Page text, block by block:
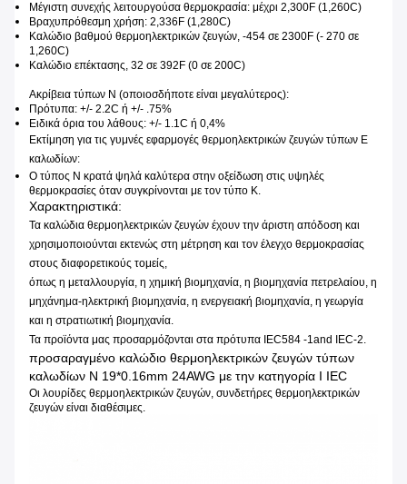
Μέγιστη συνεχής λειτουργούσα θερμοκρασία: μέχρι 2,300F (1,260C)
Βραχυπρόθεσμη χρήση: 2,336F (1,280C)
Καλώδιο βαθμού θερμοηλεκτρικών ζευγών, -454 σε 2300F (- 270 σε
1,260C)
Καλώδιο επέκτασης, 32 σε 392F (0 σε 200C)
Ακρίβεια τύπων Ν (οποιοσδήποτε είναι μεγαλύτερος):
Πρότυπα: +/- 2.2C ή +/- .75%
Ειδικά όρια του λάθους: +/- 1.1C ή 0,4%
Εκτίμηση για τις γυμνές εφαρμογές θερμοηλεκτρικών ζευγών τύπων Ε
καλωδίων:
Ο τύπος Ν κρατά ψηλά καλύτερα στην οξείδωση στις υψηλές
θερμοκρασίες όταν συγκρίνονται με τον τύπο Κ.
Χαρακτηριστικά:
Τα καλώδια θερμοηλεκτρικών ζευγών έχουν την άριστη απόδοση και
χρησιμοποιούνται εκτενώς στη μέτρηση και τον έλεγχο θερμοκρασίας
στους διαφορετικούς τομείς,
όπως η μεταλλουργία, η χημική βιομηχανία, η βιομηχανία πετρελαίου, η
μηχάνημα-ηλεκτρική βιομηχανία, η ενεργειακή βιομηχανία, η γεωργία
και η στρατιωτική βιομηχανία.
Τα προϊόντα μας προσαρμόζονται στα πρότυπα IEC584 -1and IEC-2.
προσαραγμένο καλώδιο θερμοηλεκτρικών ζευγών τύπων
καλωδίων Ν 19*0.16mm 24AWG με την κατηγορία Ι IEC
Οι λουρίδες θερμοηλεκτρικών ζευγών, συνδετήρες θερμοηλεκτρικών
ζευγών είναι διαθέσιμες.